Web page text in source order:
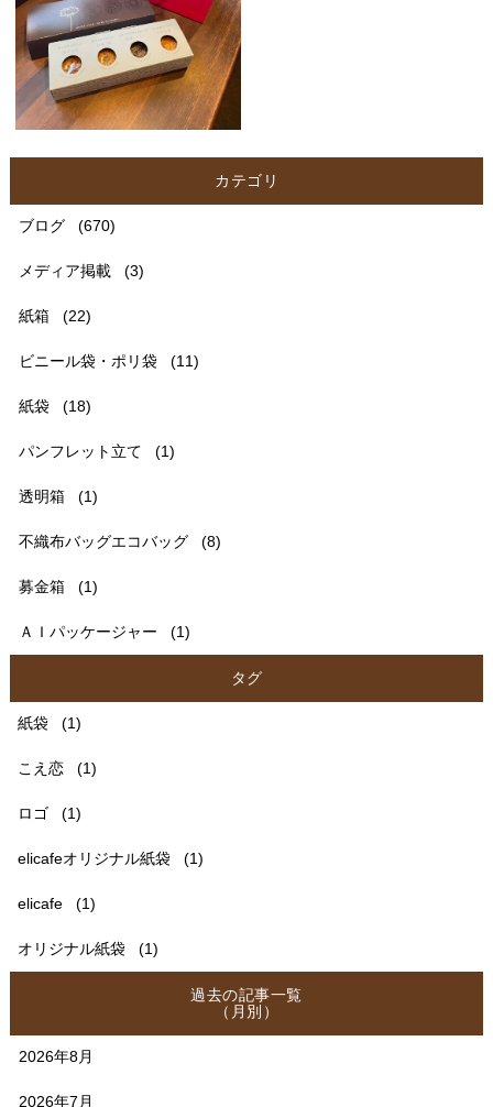
カテゴリ
ブログ (670)
メディア掲載 (3)
紙箱 (22)
ビニール袋・ポリ袋 (11)
紙袋 (18)
パンフレット立て (1)
透明箱 (1)
不織布バッグエコバッグ (8)
募金箱 (1)
ＡＩパッケージャー (1)
タグ
紙袋 (1)
こえ恋 (1)
ロゴ (1)
elicafeオリジナル紙袋 (1)
elicafe (1)
オリジナル紙袋 (1)
過去の記事一覧
（月別）
2026年8月
2026年7月